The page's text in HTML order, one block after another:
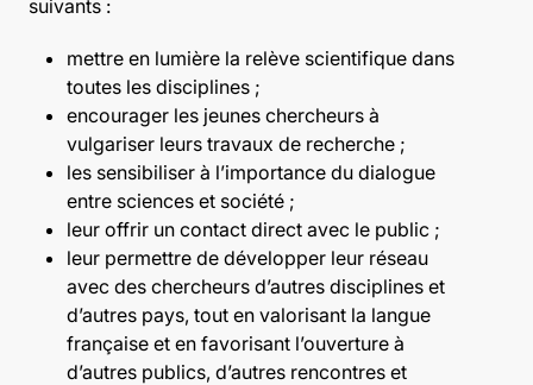
suivants :
mettre en lumière la relève scientifique dans
toutes les disciplines ;
encourager les jeunes chercheurs à
vulgariser leurs travaux de recherche ;
les sensibiliser à l’importance du dialogue
entre sciences et société ;
leur offrir un contact direct avec le public ;
leur permettre de développer leur réseau
avec des chercheurs d’autres disciplines et
d’autres pays, tout en valorisant la langue
française et en favorisant l’ouverture à
d’autres publics, d’autres rencontres et